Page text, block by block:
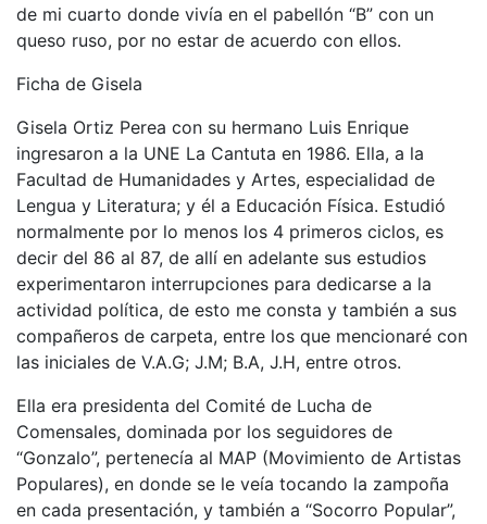
de mi cuarto donde vivía en el pabellón “B” con un
queso ruso, por no estar de acuerdo con ellos.
Ficha de Gisela
Gisela Ortiz Perea con su hermano Luis Enrique
ingresaron a la UNE La Cantuta en 1986. Ella, a la
Facultad de Humanidades y Artes, especialidad de
Lengua y Literatura; y él a Educación Física. Estudió
normalmente por lo menos los 4 primeros ciclos, es
decir del 86 al 87, de allí en adelante sus estudios
experimentaron interrupciones para dedicarse a la
actividad política, de esto me consta y también a sus
compañeros de carpeta, entre los que mencionaré con
las iniciales de V.A.G; J.M; B.A, J.H, entre otros.
Ella era presidenta del Comité de Lucha de
Comensales, dominada por los seguidores de
“Gonzalo”, pertenecía al MAP (Movimiento de Artistas
Populares), en donde se le veía tocando la zampoña
en cada presentación, y también a “Socorro Popular”,